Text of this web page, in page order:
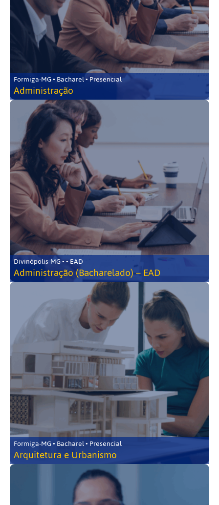
Formiga-MG • Bacharel • Presencial
Administração
Divinópolis-MG • • EAD
Administração (Bacharelado) – EAD
Formiga-MG • Bacharel • Presencial
Arquitetura e Urbanismo